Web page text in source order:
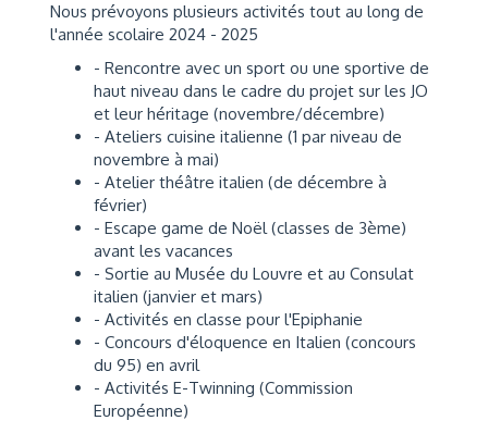
Nous prévoyons plusieurs activités tout au long de
l'année scolaire 2024 - 2025
- Rencontre avec un sport ou une sportive de
haut niveau dans le cadre du projet sur les JO
et leur héritage (novembre/décembre)
- Ateliers cuisine italienne (1 par niveau de
novembre à mai)
- Atelier théâtre italien (de décembre à
février)
- Escape game de Noël (classes de 3ème)
avant les vacances
- Sortie au Musée du Louvre et au Consulat
italien (janvier et mars)
- Activités en classe pour l'Epiphanie
- Concours d'éloquence en Italien (concours
du 95) en avril
- Activités E-Twinning (Commission
Européenne)